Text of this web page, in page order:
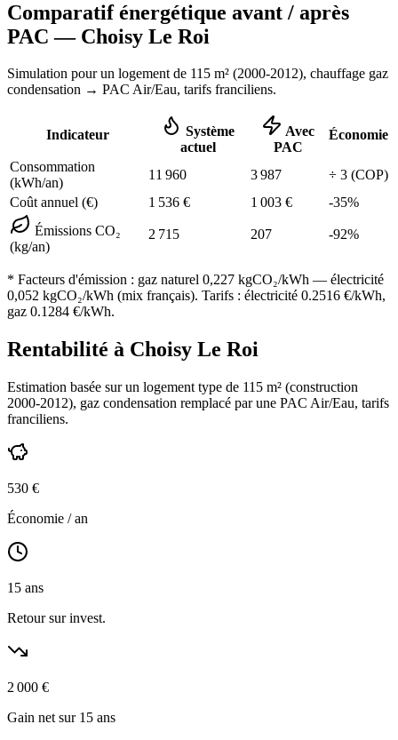
Comparatif énergétique avant / après
PAC — Choisy Le Roi
Simulation pour un logement de 115 m² (2000-2012), chauffage gaz
condensation → PAC Air/Eau, tarifs franciliens.
Indicateur
Système
actuel
Avec
PAC
Économie
Consommation
(kWh/an)
11 960 3 987 ÷ 3 (COP)
Coût annuel (€)
1 536 € 1 003 € -35%
Émissions CO₂
(kg/an)
2 715 207 -92%
* Facteurs d'émission : gaz naturel 0,227 kgCO₂/kWh — électricité
0,052 kgCO₂/kWh (mix français). Tarifs : électricité 0.2516 €/kWh,
gaz 0.1284 €/kWh.
Rentabilité à Choisy Le Roi
Estimation basée sur un logement type de 115 m² (construction
2000-2012), gaz condensation remplacé par une PAC Air/Eau, tarifs
franciliens.
530 €
Économie / an
15 ans
Retour sur invest.
2 000 €
Gain net sur 15 ans